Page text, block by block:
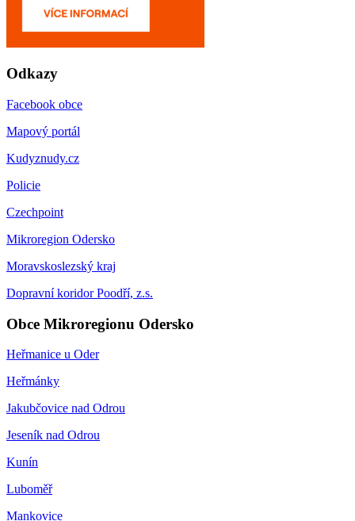
Odkazy
Facebook obce
Mapový portál
Kudyznudy.cz
Policie
Czechpoint
Mikroregion Odersko
Moravskoslezský kraj
Dopravní koridor Poodří, z.s.
Obce Mikroregionu Odersko
Heřmanice u Oder
Heřmánky
Jakubčovice nad Odrou
Jeseník nad Odrou
Kunín
Luboměř
Mankovice